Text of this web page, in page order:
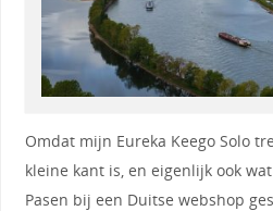
Omdat mijn Eureka Keego Solo
kleine kant is, en eigenlijk ook
Pasen bij een Duitse webshop